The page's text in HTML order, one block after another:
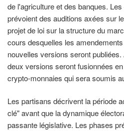
de l'agriculture et des banques.
prévoient des auditions axées sur
projet de loi sur la structure du
cours desquelles les
nouvelles versions seront
deux versions seront fusionnées
crypto-monnaies qui sera soumis
Les partisans décrivent la période
clé" avant que la dynamique
passante législative. Les phases